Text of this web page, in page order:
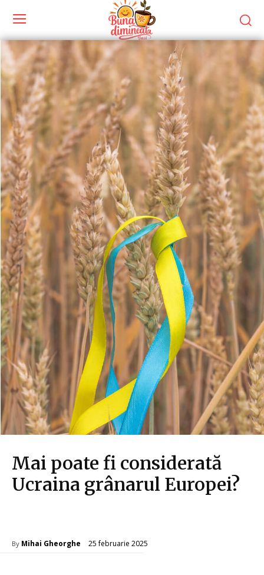
Mai poate fi considerată
Ucraina grânarul Europei?
By Mihai Gheorghe 25 februarie 2025